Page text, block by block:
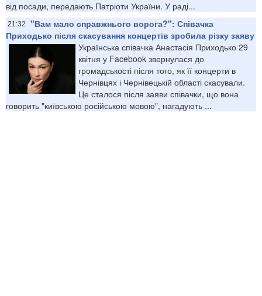
від посади, передають Патріоти України. У раді...
21:32
"Вам мало справжнього ворога?": Співачка
Приходько після скасування концертів зробила різку заяву
Українська співачка Анастасія Приходько 29
квітня у Facebook звернулася до
громадськості після того, як її концерти в
Чернівцях і Чернівецькій області скасували.
Це сталося після заяви співачки, що вона
говорить "київською російською мовою", нагадують ...